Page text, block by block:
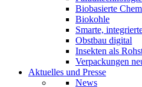
Biobasierte
Biokohle
Smarte,
Obstbau digital
Insekten als
Verpackungen
Aktuelles und Presse
News